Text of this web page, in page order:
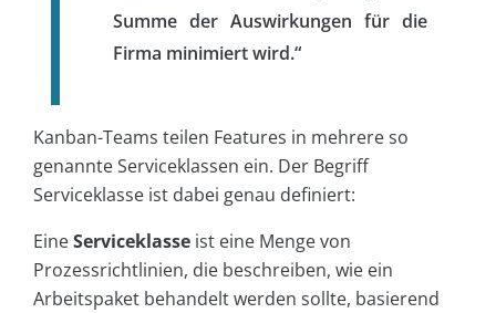
Summe der Auswirkungen für die
Firma minimiert wird.“
Kanban-Teams teilen Features in mehrere so
genannte Serviceklassen ein. Der Begriff
Serviceklasse ist dabei genau definiert:
EineServiceklasse ist eine Menge von
Prozessrichtlinien, die beschreiben, wie ein
Arbeitspaket behandelt werden sollte, basierend